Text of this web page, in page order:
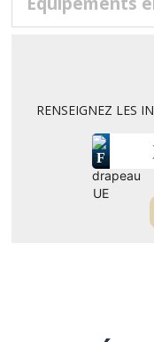
RENSEIGNEZ LES
F